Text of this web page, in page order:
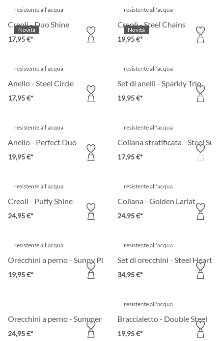
Novità
resistente all'acqua
Creoli - Duo Shine
17,95 €*
Novità
resistente all'acqua
Creoli - Steel Chains
19,95 €*
resistente all'acqua
Anello - Steel Circle
17,95 €*
resistente all'acqua
Set di anelli - Sparkly Trio
19,95 €*
resistente all'acqua
Anello - Perfect Duo
19,95 €*
resistente all'acqua
Collana stratificata - Steel Sun
17,95 €*
resistente all'acqua
Creoli - Puffy Shine
24,95 €*
resistente all'acqua
Collana - Golden Lariat
24,95 €*
resistente all'acqua
Orecchini a perno - Sunny Plate
19,95 €*
resistente all'acqua
Set di orecchini - Steel Heart
34,95 €*
Orecchini a perno - Summer Turquoise
24,95 €*
resistente all'acqua
Braccialetto - Double Steel
19,95 €*